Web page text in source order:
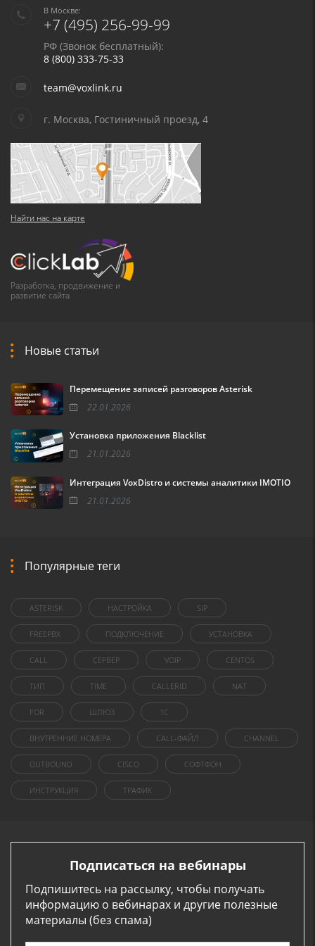
В Москве:
+7 (495) 256-99-99
РФ (Звонок бесплатный):
8 (800) 333-75-33
team@voxlink.ru
г. Москва, Гостиничный проезд, 4
Найти нас на карте
Разработка, продвижение и
развитие сайта
Новые статьи
Перемещение записей разговоров Asterisk
22.01.2026
Установка приложения Blacklist
21.01.2026
Интеграция VoxDistro и системы аналитики IMOTIO
21.01.2026
Популярные теги
ASTERISK НАСТРОЙКА SIP
FREEPBX ПОДКЛЮЧЕНИЕ УСТАНОВКА
CALL СЕРВЕР VOIP CENTOS
ТИП TIME CALLERID NAT
FOR ШЛЮЗ 1C
ВНУТРЕННИЕ НОМЕРА CALL-ФАЙЛ CHANNEL
OUTBOUND CISCO СОФТФОН
ИНСТРУКЦИЯ ТРАФИК
Подписаться на вебинары
Подпишитесь на рассылку, чтобы получать
информацию о вебинарах и другие полезные
материалы (без спама)